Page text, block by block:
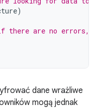
)
are no errors,
dane wrażliwe
mogą jednak